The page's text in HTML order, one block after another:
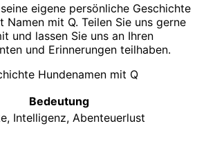
eigene persönliche Geschichte
Namen mit Q. Teilen Sie uns gerne
und lassen Sie uns an Ihren
und Erinnerungen teilhaben.
Bedeutung
Intelligenz, Abenteuerlust